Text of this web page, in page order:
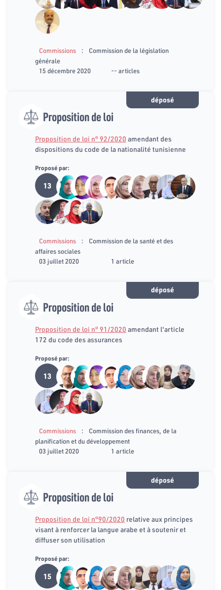
Commissions :
Commission de la législation
générale
15 décembre 2020
-- articles
déposé
Proposition de loi
Proposition de loi n° 92/2020 amendant des
dispositions du code de la nationalité tunisienne
Proposé par:
13
Commissions :
Commission de la santé et des
affaires sociales
03 juillet 2020
1 article
déposé
Proposition de loi
Proposition de loi n° 91/2020 amendant l'article
172 du code des assurances
Proposé par:
13
Commissions :
Commission des finances, de la
planification et du développement
03 juillet 2020
1 article
déposé
Proposition de loi
Proposition de loi n°90/2020 relative aux principes
visant à renforcer la langue arabe et à soutenir et
diffuser son utilisation
Proposé par:
15